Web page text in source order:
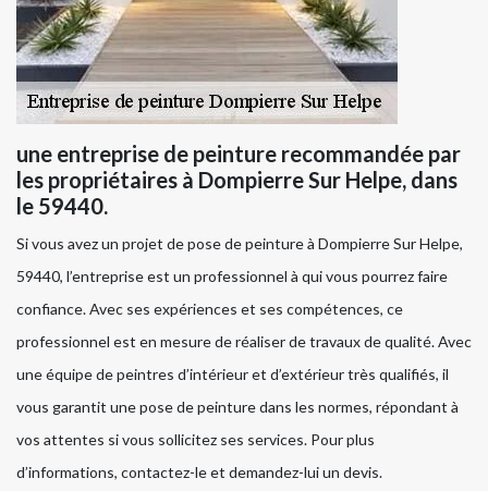
une entreprise de peinture recommandée par
les propriétaires à Dompierre Sur Helpe, dans
le 59440.
Si vous avez un projet de pose de peinture à Dompierre Sur Helpe,
59440, l’entreprise est un professionnel à qui vous pourrez faire
confiance. Avec ses expériences et ses compétences, ce
professionnel est en mesure de réaliser de travaux de qualité. Avec
une équipe de peintres d’intérieur et d’extérieur très qualifiés, il
vous garantit une pose de peinture dans les normes, répondant à
vos attentes si vous sollicitez ses services. Pour plus
d’informations, contactez-le et demandez-lui un devis.